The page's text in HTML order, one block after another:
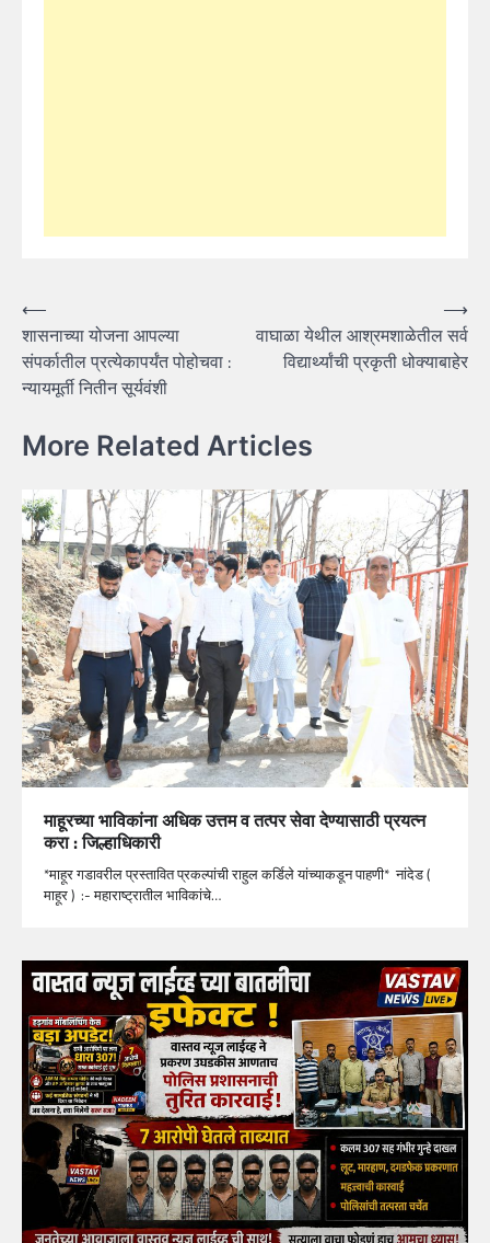
Post
navigation
⟵
शासनाच्या योजना आपल्या
संपर्कातील प्रत्येकापर्यंत पोहोचवा :
न्यायमूर्ती नितीन सूर्यवंशी
वाघाळा येथील आश्रमशाळेतील सर्व
विद्यार्थ्यांची प्रकृती धोक्याबाहेर
⟶
More Related Articles
माहूरच्या भाविकांना अधिक उत्तम व तत्पर सेवा देण्यासाठी प्रयत्न
करा : जिल्हाधिकारी
*माहूर गडावरील प्रस्तावित प्रकल्पांची राहुल कर्डिले यांच्याकडून पाहणी* नांदेड (
माहूर ) :- महाराष्ट्रातील भाविकांचे…